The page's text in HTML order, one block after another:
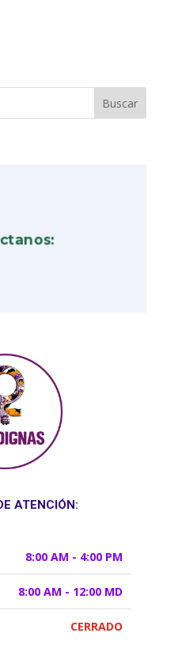
ATENCIÓN:
8:00 AM - 4:00 PM
8:00 AM - 12:00 MD
CERRADO